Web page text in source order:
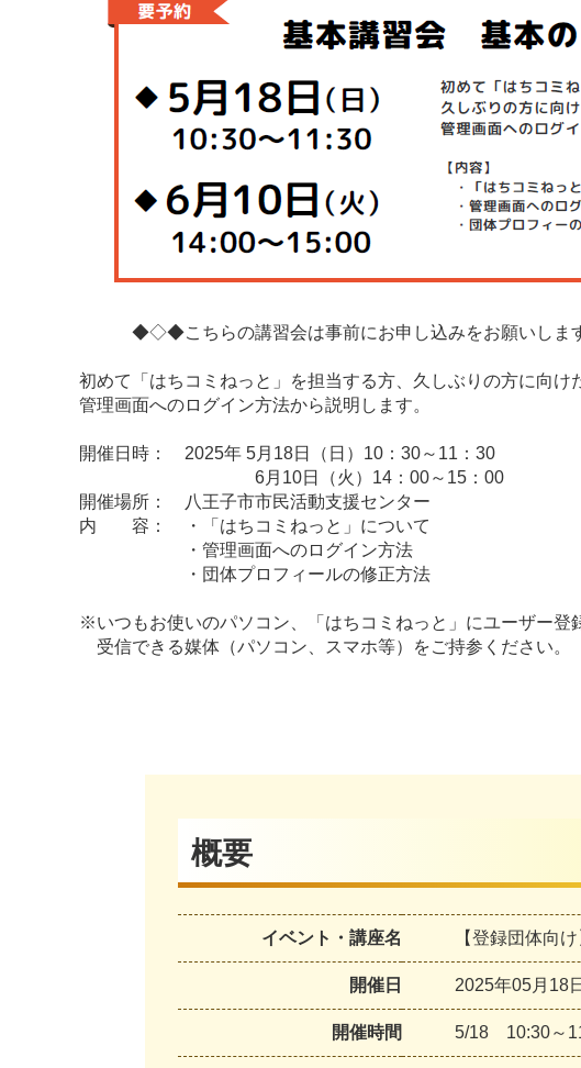
◆◇◆こちらの講習会は事前にお申し込みをお願いし
初めて「はちコミねっと」を担当する方、久しぶりの方に向け
管理画面へのログイン方法から説明します。
開催日時： 2025年 5月18日（日）10：30～11：30
6月10日（火）14：00～15：00
開催場所： 八王子市市民活動支援センター
内 容： ・「はちコミねっと」について
・管理画面へのログイン方法
・団体プロフィールの修正方法
※いつもお使いのパソコン、「はちコミねっと」にユーザー登
受信できる媒体（パソコン、スマホ等）をご持参ください。
概要
イベント・講座名 【登録団体向
開催日 2025年05月18
開催時間 5/18 10:30～